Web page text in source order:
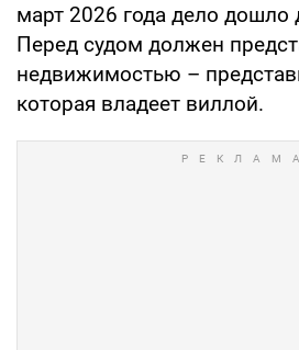
март 2026 года дело дошло
Перед судом должен
недвижимостью –
которая владеет виллой.